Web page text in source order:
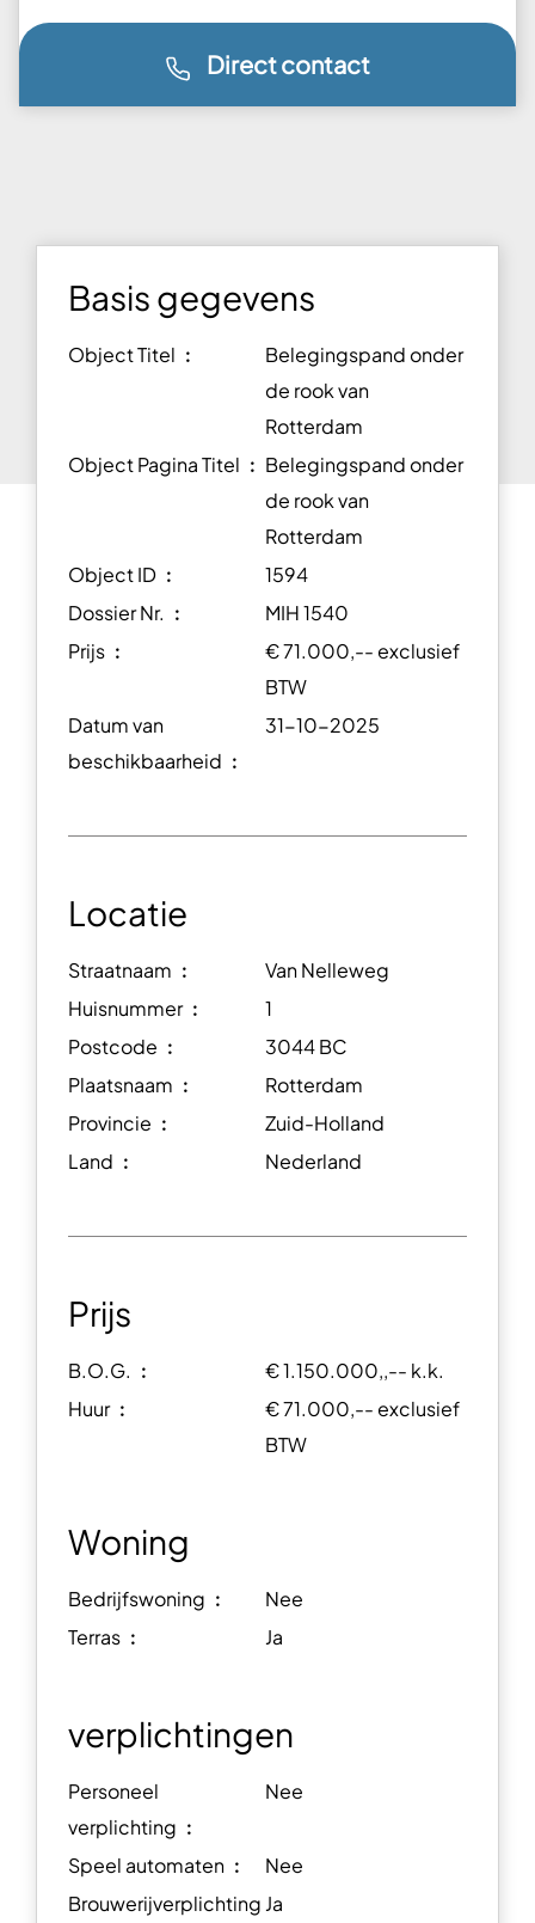
Direct contact
Basis gegevens
Object Titel ︰
Belegingspand onder
de rook van
Rotterdam
Object Pagina Titel ︰ Belegingspand onder
de rook van
Rotterdam
Object ID ︰
1594
Dossier Nr. ︰
MIH 1540
Prijs ︰
€ 71.000,-- exclusief
BTW
Datum van
beschikbaarheid ︰
31-10-2025
Locatie
Straatnaam ︰
Van Nelleweg
Huisnummer ︰
1
Postcode ︰
3044 BC
Plaatsnaam ︰
Rotterdam
Provincie ︰
Zuid-Holland
Land ︰
Nederland
Prijs
B.O.G. ︰
€ 1.150.000,,-- k.k.
Huur ︰
€ 71.000,-- exclusief
BTW
Woning
Bedrijfswoning ︰
Nee
Terras ︰
Ja
verplichtingen
Personeel
verplichting ︰
Nee
Speel automaten ︰
Nee
BrouwerijverplichtingJa